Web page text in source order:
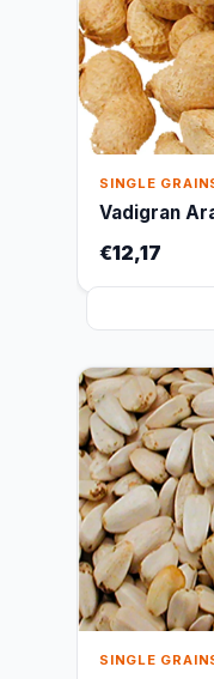
SINGLE
Vadigran
€12,17
SINGLE